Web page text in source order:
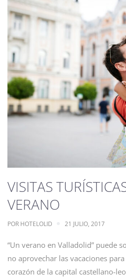
VISITAS
VERANO
POR HOTELOLID 21 JULIO, 2017
“Un verano en Valladolid” puede
no aprovechar las vacaciones
corazón de la capital castellano-